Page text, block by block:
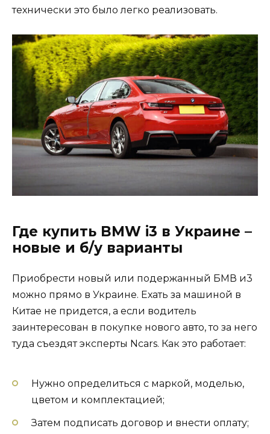
технически это было легко реализовать.
Где купить BMW i3 в Украине –
новые и б/у варианты
Приобрести новый или подержанный БМВ и3
можно прямо в Украине. Ехать за машиной в
Китае не придется, а если водитель
заинтересован в покупке нового авто, то за него
туда съездят эксперты Ncars. Как это работает:
Нужно определиться с маркой, моделью,
цветом и комплектацией;
Затем подписать договор и внести оплату;